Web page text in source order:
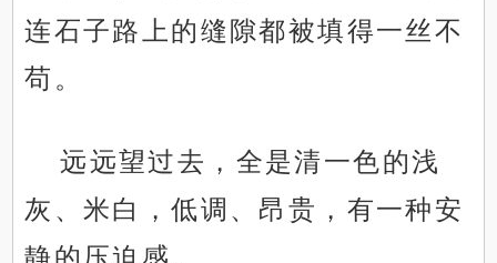
连石子路上的缝隙都被填得一丝不
苟。
远远望过去，全是清一色的浅
灰、米白，低调、昂贵，有一种安
静的压迫感。